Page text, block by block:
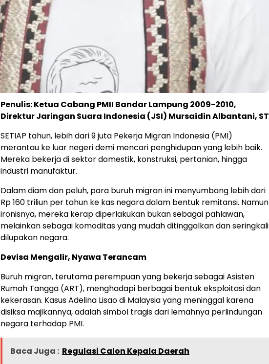
Penulis: Ketua Cabang PMII Bandar Lampung 2009-2010,
Direktur Jaringan Suara Indonesia (JSI) Mursaidin Albantani, ST
SETIAP tahun, lebih dari 9 juta Pekerja Migran Indonesia (PMI)
merantau ke luar negeri demi mencari penghidupan yang lebih baik.
Mereka bekerja di sektor domestik, konstruksi, pertanian, hingga
industri manufaktur.
Dalam diam dan peluh, para buruh migran ini menyumbang lebih dari
Rp 160 triliun per tahun ke kas negara dalam bentuk remitansi. Namun
ironisnya, mereka kerap diperlakukan bukan sebagai pahlawan,
melainkan sebagai komoditas yang mudah ditinggalkan dan seringkali
dilupakan negara.
Devisa Mengalir, Nyawa Terancam
Buruh migran, terutama perempuan yang bekerja sebagai Asisten
Rumah Tangga (ART), menghadapi berbagai bentuk eksploitasi dan
kekerasan. Kasus Adelina Lisao di Malaysia yang meninggal karena
disiksa majikannya, adalah simbol tragis dari lemahnya perlindungan
negara terhadap PMI.
Baca Juga : Regulasi Calon Kepala Daerah